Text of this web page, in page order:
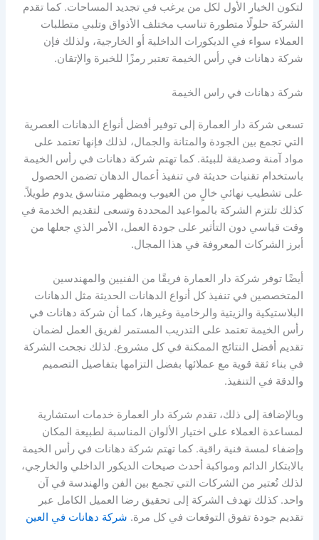
لتكون الخيار الأول لكل من يرغب في تجديد المساحات. كما تقدم
الشركة حلولًا متطورة تناسب مختلف الأذواق وتلبي متطلبات
العملاء سواء في الديكورات الداخلية أو الخارجية، ولذلك فإن
شركة دهانات في رأس الخيمة تعتبر رمزًا للخبرة والإتقان.
شركة دهانات في راس الخيمة
تسعى شركة دار العمارة إلى توفير أفضل أنواع الدهانات العصرية
التي تجمع بين الجودة والمتانة والجمال، لذلك فإنها تعتمد على
مواد آمنة وصديقة للبيئة. كما تهتم شركة دهانات في رأس الخيمة
باستخدام تقنيات حديثة في تنفيذ أعمال الدهان تضمن الحصول
على تشطيب نهائي خالٍ من العيوب وبمظهر متناسق يدوم طويلاً.
كذلك تلتزم الشركة بالمواعيد المحددة وتسعى لتقديم الخدمة في
وقت قياسي دون التأثير على جودة العمل، الأمر الذي جعلها من
أبرز الشركات المعروفة في هذا المجال.
أيضًا توفر شركة دار العمارة فريقًا من الفنيين والمهندسين
المتخصصين في تنفيذ كل أنواع الدهانات الحديثة مثل الدهانات
البلاستيكية والزيتية والرخامية وغيرها، كما أن شركة دهانات في
رأس الخيمة تعتمد على التدريب المستمر لفريق العمل لضمان
تقديم أفضل النتائج الممكنة في كل مشروع. لذلك نجحت الشركة
في بناء ثقة قوية مع عملائها بفضل التزامها بتفاصيل التصميم
والدقة في التنفيذ.
وبالإضافة إلى ذلك، تقدم شركة دار العمارة خدمات استشارية
لمساعدة العملاء على اختيار الألوان المناسبة لطبيعة المكان
وإضفاء لمسة فنية راقية. كما تهتم شركة دهانات في رأس الخيمة
بالابتكار الدائم ومواكبة أحدث صيحات الديكور الداخلي والخارجي،
لذلك تُعتبر من الشركات التي تجمع بين الفن والهندسة في آن
واحد. كذلك تهدف الشركة إلى تحقيق رضا العميل الكامل عبر
تقديم جودة تفوق التوقعات في كل مرة. شركة دهانات في العين